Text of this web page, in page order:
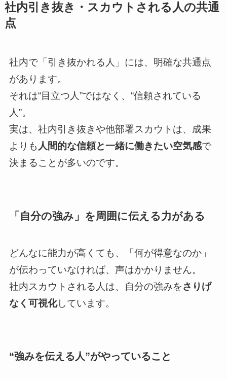
社内引き抜き・スカウトされる人の共通
点
社内で「引き抜かれる人」には、明確な共通点
があります。
それは“目立つ人”ではなく、“信頼されている
人”。
実は、社内引き抜きや他部署スカウトは、成果
よりも 人間的な信頼と一緒に働きたい空気感で
決まることが多いのです。
「自分の強み」を周囲に伝える力がある
どんなに能力が高くても、「何が得意なのか」
が伝わっていなければ、声はかかりません。
社内スカウトされる人は、自分の強みをさりげ
なく可視化しています。
“強みを伝える人”がやっていること